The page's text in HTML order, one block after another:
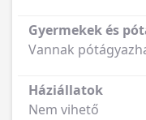
Gyermekek és
Vannak
Háziállatok
Nem vihető